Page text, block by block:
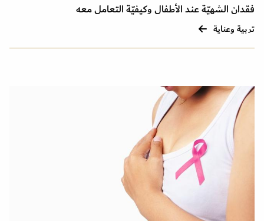
فقدان الشهيّة عند الأطفال وكيفيّة التعامل معه
تربية وعناية